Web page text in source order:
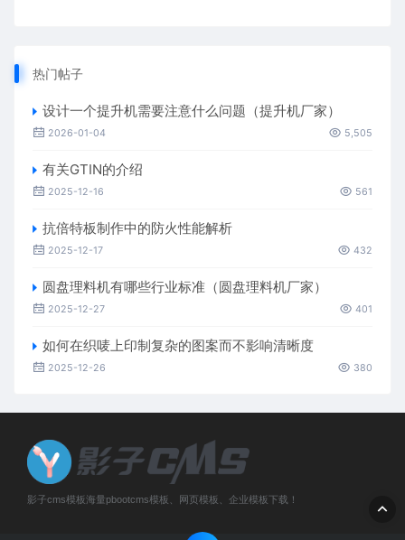
热门帖子
设计一个提升机需要注意什么问题（提升机厂家）
2026-01-04 5,505
有关GTIN的介绍
2025-12-16 561
抗倍特板制作中的防火性能解析
2025-12-17 432
圆盘理料机有哪些行业标准（圆盘理料机厂家）
2025-12-27 401
如何在织唛上印制复杂的图案而不影响清晰度
2025-12-26 380
影子cms模板海量pbootcms模板、网页模板、企业模板下载！